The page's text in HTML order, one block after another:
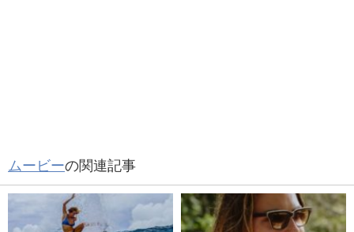
ムービーの関連記事